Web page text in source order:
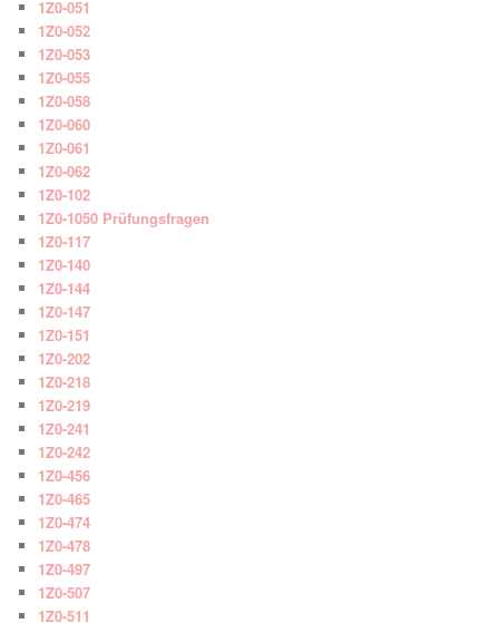
1Z0-051
1Z0-052
1Z0-053
1Z0-055
1Z0-058
1Z0-060
1Z0-061
1Z0-062
1Z0-102
1Z0-1050 Prüfungsfragen
1Z0-117
1Z0-140
1Z0-144
1Z0-147
1Z0-151
1Z0-202
1Z0-218
1Z0-219
1Z0-241
1Z0-242
1Z0-456
1Z0-465
1Z0-474
1Z0-478
1Z0-497
1Z0-507
1Z0-511